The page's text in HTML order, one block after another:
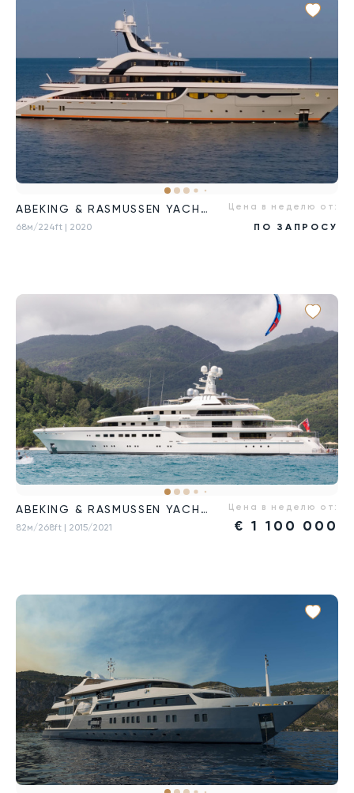
ABEKING & RASMUSSEN YACHTS
68м/224ft | 2020
Цена в неделю от:
ПО ЗАПРОСУ
ABEKING & RASMUSSEN YACHTS
82м/268ft | 2015/2021
Цена в неделю от:
€1 100 000